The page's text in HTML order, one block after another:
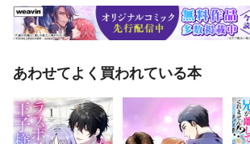
ンは収録しておりません。※一部記事・写真は掲載
ます。
あわせてよく買われている本